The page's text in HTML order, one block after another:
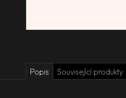
Popis Související produkty